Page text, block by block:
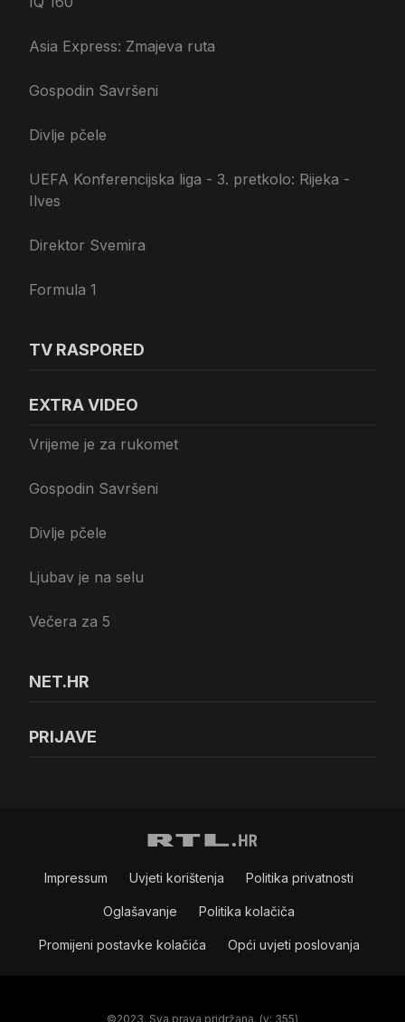
Asia Express: Zmajeva ruta
Gospodin Savršeni
Divlje pčele
UEFA Konferencijska liga - 3. pretkolo: Rijeka -
Ilves
Direktor Svemira
Formula 1
TV RASPORED
EXTRA VIDEO
Vrijeme je za rukomet
Gospodin Savršeni
Divlje pčele
Ljubav je na selu
Večera za 5
NET.HR
PRIJAVE
Impressum Uvjeti korištenja Politika privatnosti
Oglašavanje Politika kolačiča
Promijeni postavke kolačića Opći uvjeti poslovanja
©2023. Sva prava pridržana. (v: 355)